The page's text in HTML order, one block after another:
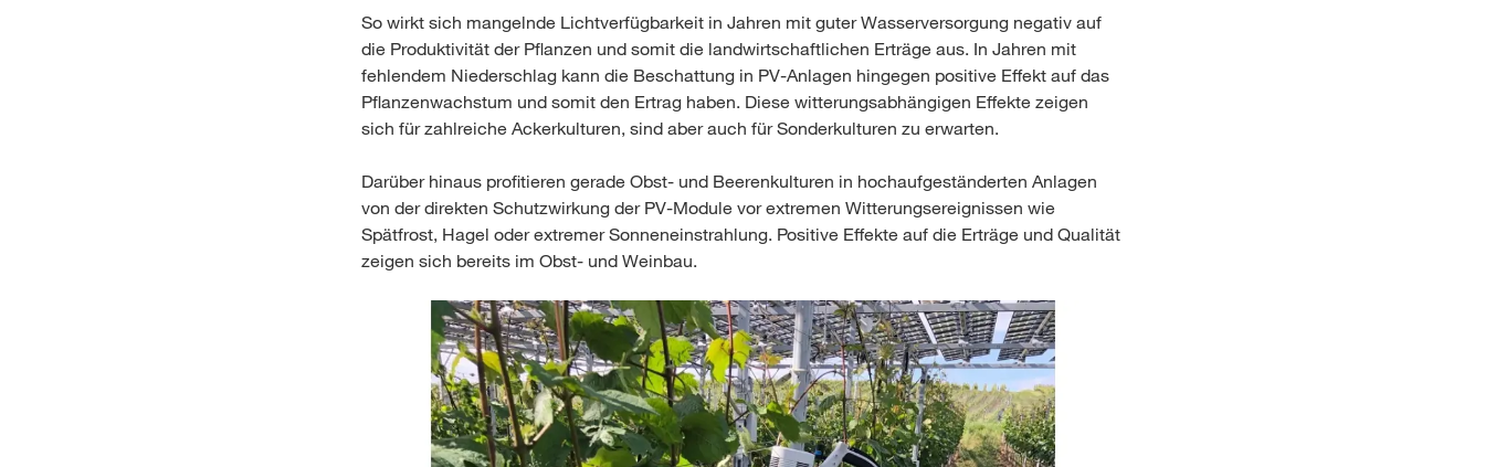
So wirkt sich mangelnde Lichtverfügbarkeit in Jahren mit guter Wasserversorgung negativ auf
die Produktivität der Pflanzen und somit die landwirtschaftlichen Erträge aus. In Jahren mit
fehlendem Niederschlag kann die Beschattung in PV-Anlagen hingegen positive Effekt auf das
Pflanzenwachstum und somit den Ertrag haben. Diese witterungsabhängigen Effekte zeigen
sich für zahlreiche Ackerkulturen, sind aber auch für Sonderkulturen zu erwarten.
Darüber hinaus profitieren gerade Obst- und Beerenkulturen in hochaufgeständerten Anlagen
von der direkten Schutzwirkung der PV-Module vor extremen Witterungsereignissen wie
Spätfrost, Hagel oder extremer Sonneneinstrahlung. Positive Effekte auf die Erträge und Qualität
zeigen sich bereits im Obst- und Weinbau.